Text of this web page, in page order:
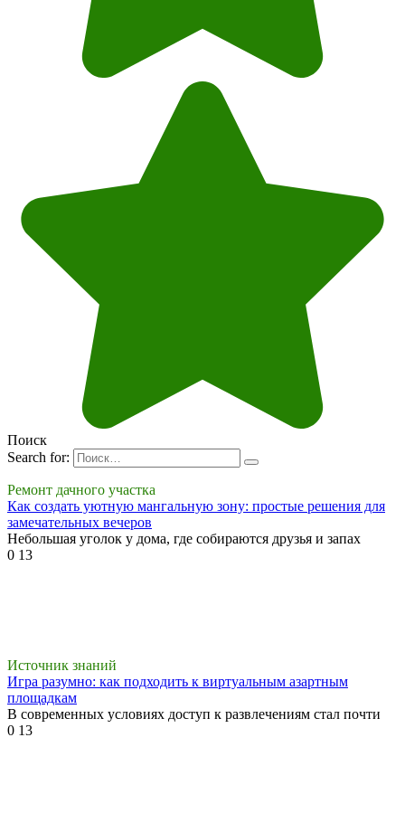
Поиск
Search for:
Ремонт дачного участка
Как создать уютную мангальную зону: простые решения для
замечательных вечеров
Небольшая уголок у дома, где собираются друзья и запах
0 13
Источник знаний
Игра разумно: как подходить к виртуальным азартным
площадкам
В современных условиях доступ к развлечениям стал почти
0 13